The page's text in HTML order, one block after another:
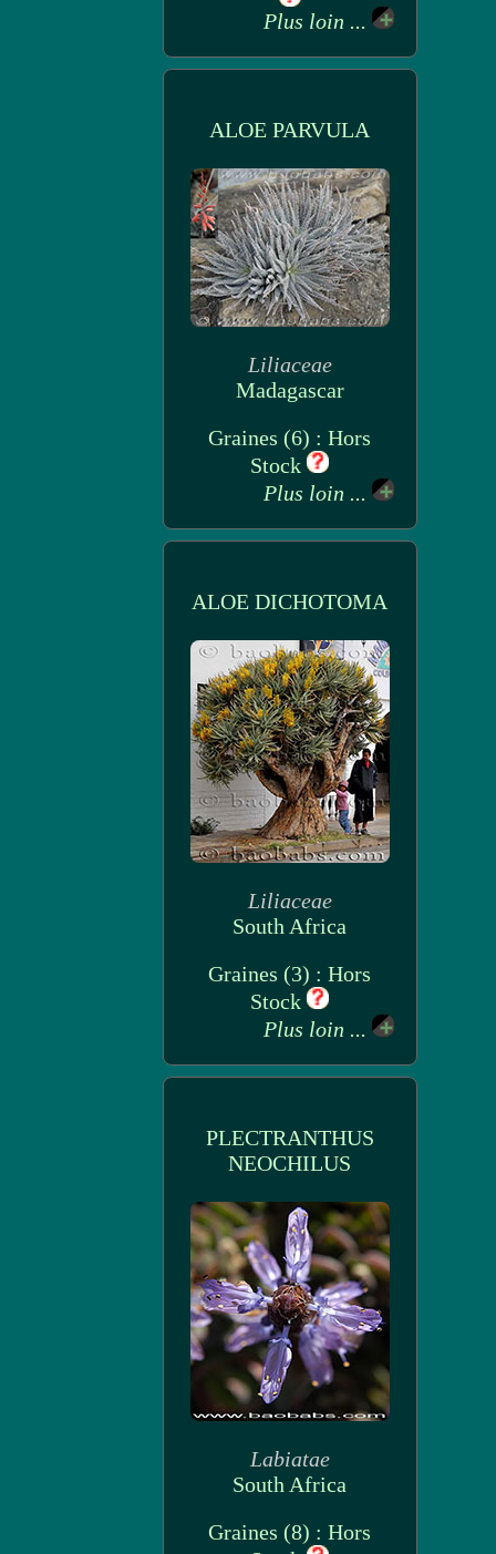
Plus loin ...
ALOE PARVULA
Liliaceae
Madagascar
Graines (6) : Hors
Stock
Plus loin ...
ALOE DICHOTOMA
Liliaceae
South Africa
Graines (3) : Hors
Stock
Plus loin ...
PLECTRANTHUS
NEOCHILUS
Labiatae
South Africa
Graines (8) : Hors